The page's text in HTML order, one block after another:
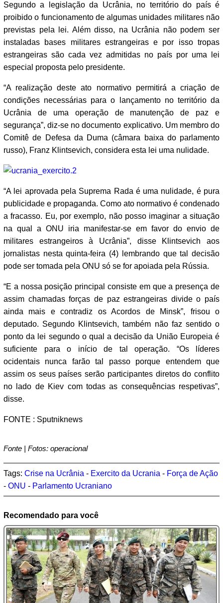
Segundo a legislação da Ucrânia, no território do país é
proibido o funcionamento de algumas unidades militares não
previstas pela lei. Além disso, na Ucrânia não podem ser
instaladas bases militares estrangeiras e por isso tropas
estrangeiras são cada vez admitidas no país por uma lei
especial proposta pelo presidente.
“A realização deste ato normativo permitirá a criação de
condições necessárias para o lançamento no território da
Ucrânia de uma operação de manutenção de paz e
segurança”, diz-se no documento explicativo. Um membro do
Comitê de Defesa da Duma (câmara baixa do parlamento
russo), Franz Klintsevich, considera esta lei uma nulidade.
“A lei aprovada pela Suprema Rada é uma nulidade, é pura
publicidade e propaganda. Como ato normativo é condenado
a fracasso. Eu, por exemplo, não posso imaginar a situação
na qual a ONU iria manifestar-se em favor do envio de
militares estrangeiros à Ucrânia”, disse Klintsevich aos
jornalistas nesta quinta-feira (4) lembrando que tal decisão
pode ser tomada pela ONU só se for apoiada pela Rússia.
“E a nossa posição principal consiste em que a presença de
assim chamadas forças de paz estrangeiras divide o país
ainda mais e contradiz os Acordos de Minsk”, frisou o
deputado. Segundo Klintsevich, também não faz sentido o
ponto da lei segundo o qual a decisão da União Europeia é
suficiente para o início de tal operação. “Os líderes
ocidentais nunca farão tal passo porque entendem que
assim os seus países serão participantes diretos do conflito
no lado de Kiev com todas as consequências respetivas”,
disse.
FONTE : Sputniknews
Fonte | Fotos: operacional
Tags: Crise na Ucrânia - Exercito da Ucrania - Força de Ação
- ONU - Parlamento Ucraniano
Recomendado para você